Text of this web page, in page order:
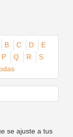
B C D
E
P Q R
S
se ajuste a tus